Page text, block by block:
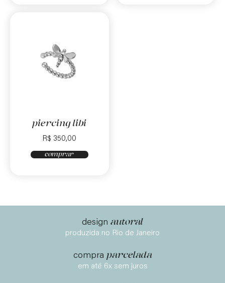
piercing libi
R$ 350,00
comprar
design autoral
produzida no Rio de Janeiro
compra parcelada
em até 6x sem juros